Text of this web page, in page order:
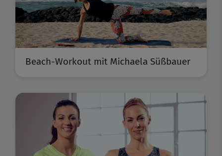
Beach-Workout mit Michaela Süßbauer